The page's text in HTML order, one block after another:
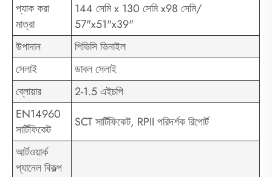
প্যাক করা
মাত্রা
144 সেমি x 130 সেমি x98 সেমি/
57"x51"x39"
উপাদান
পিভিসি ভিনাইল
সেলাই
ডাবল সেলাই
ব্লোয়ার
2-1.5 এইচপি
EN14960
সার্টিফিকেট
SCT সার্টিফিকেট, RPII পরিদর্শক রিপোর্ট
আর্টওয়ার্ক
প্যানেল বিকল্প